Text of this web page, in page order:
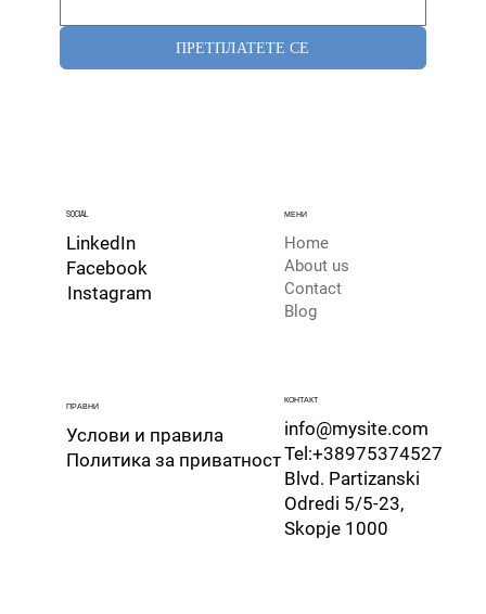
ПРЕТПЛАТЕТЕ СЕ
Home
About us
Contact
Blog
МЕНИ
ПРАВНИ
Политика за приватност
Услови и правила
SOCIAL
LinkedIn
Facebook
Instagram
КОНТАКТ
info@mysite.com
Tel:+38975374527
Blvd. Partizanski
Odredi 5/5-23,
Skopje 1000